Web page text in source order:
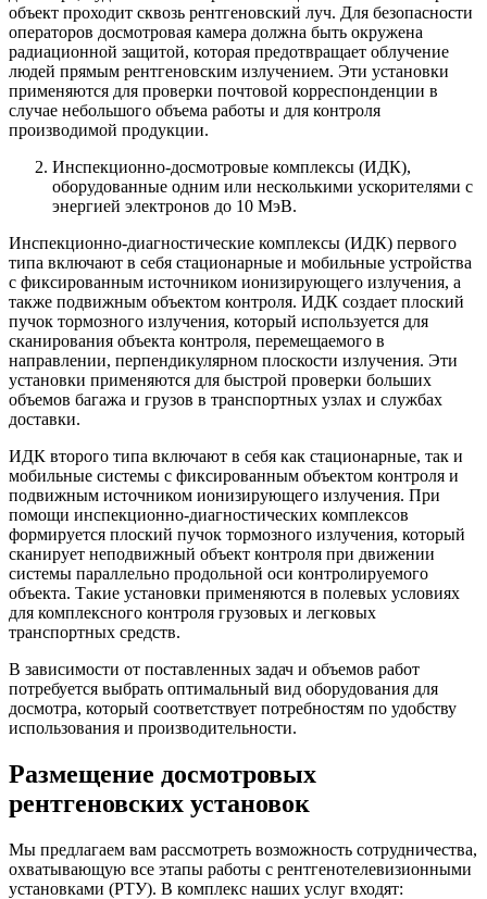
объект проходит сквозь рентгеновский луч. Для безопасности
операторов досмотровая камера должна быть окружена
радиационной защитой, которая предотвращает облучение
людей прямым рентгеновским излучением. Эти установки
применяются для проверки почтовой корреспонденции в
случае небольшого объема работы и для контроля
производимой продукции.
Инспекционно-досмотровые комплексы (ИДК),
оборудованные одним или несколькими ускорителями с
энергией электронов до 10 МэВ.
Инспекционно-диагностические комплексы (ИДК) первого
типа включают в себя стационарные и мобильные устройства
с фиксированным источником ионизирующего излучения, а
также подвижным объектом контроля. ИДК создает плоский
пучок тормозного излучения, который используется для
сканирования объекта контроля, перемещаемого в
направлении, перпендикулярном плоскости излучения. Эти
установки применяются для быстрой проверки больших
объемов багажа и грузов в транспортных узлах и службах
доставки.
ИДК второго типа включают в себя как стационарные, так и
мобильные системы с фиксированным объектом контроля и
подвижным источником ионизирующего излучения. При
помощи инспекционно-диагностических комплексов
формируется плоский пучок тормозного излучения, который
сканирует неподвижный объект контроля при движении
системы параллельно продольной оси контролируемого
объекта. Такие установки применяются в полевых условиях
для комплексного контроля грузовых и легковых
транспортных средств.
В зависимости от поставленных задач и объемов работ
потребуется выбрать оптимальный вид оборудования для
досмотра, который соответствует потребностям по удобству
использования и производительности.
Размещение досмотровых
рентгеновских установок
Мы предлагаем вам рассмотреть возможность сотрудничества,
охватывающую все этапы работы с рентгенотелевизионными
установками (РТУ). В комплекс наших услуг входят: